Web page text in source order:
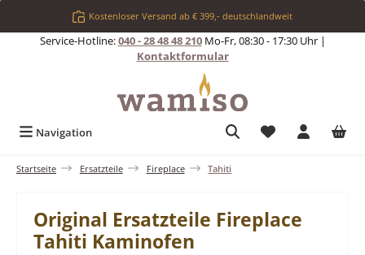
Zum Hauptinhalt springenKostenloser Versand ab € 399,- deutschlandweit
Service-Hotline:040 - 28 48 48 210Mo-Fr, 08:30 - 17:30 Uhr |
Kontaktformular
Navigation Du hast 0
Startseite Ersatzteile Fireplace Tahiti
Original Ersatzteile Fireplace
Tahiti Kaminofen